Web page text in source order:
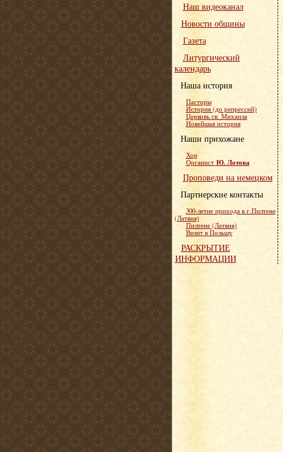
Наш видеоканал
Новости общины
Газета
Литургический
календарь
Наша история
Пасторы
История (до репрессий)
Церковь св. Михаила
Новейшая история
Наши прихожане
Хор
Органист Ю. Лотова
Проповеди на немецком
Партнерские контакты
300-летие прихода в г.Пилтене
(Латвия)
Пилтене (Латвия)
Визит в Польшу
РАСКРЫТИЕ
ИНФОРМАЦИИ